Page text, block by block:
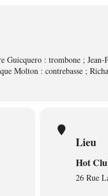
: trombone ;
Molton : contrebasse ;
Lieu
Hot
26 Rue